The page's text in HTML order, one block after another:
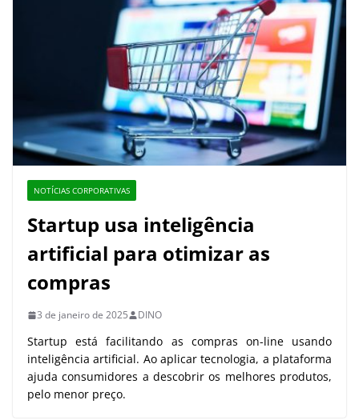
NOTÍCIAS CORPORATIVAS
Startup usa inteligência
artificial para otimizar as
compras
3 de janeiro de 2025 DINO
Startup está facilitando as compras on-line usando
inteligência artificial. Ao aplicar tecnologia, a plataforma
ajuda consumidores a descobrir os melhores produtos,
pelo menor preço.